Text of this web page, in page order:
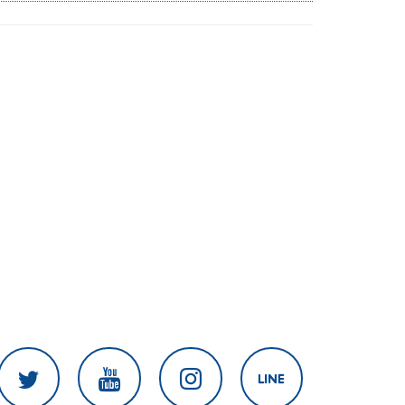
สงครามในภูมิภาค